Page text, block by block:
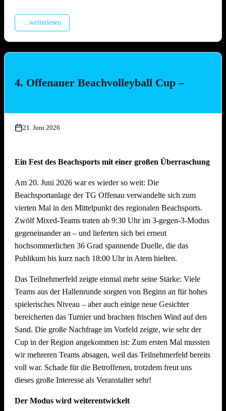
Spülzelt, Verkabelung Wagen
Mittwoch, 15. Juli 2026, ab 17.00 Uhr
Gläserreinigung, Infrastruktur, Bierwagen, Aufstellung
Garnituren, Aufbau Zelt
Restarbeiten, Fertigstellung Gelände und Inbetriebnahme
technische Gerätschaften
Anschliessend traditionelles Grillfest!
Samstag, 18. Juli 2026 ab 09.00 Uhr
Dekoration Festplatz, Preisaushang, Herstellung Salate
(Vereinsküche Saline)
Dienstag, 21. Juli 2026 ab 09.00 Uhr
Abbau !! Vor dem Fest ist bereits auch nach dem Fest und
auch der Abbau muss organisiert sein. Bitte helft mit, dass
nach intensiven Festtagen mit vielen Helferinnen und Helfern
der Abbau schnell und zügig voranschreitet. Hier können wir
jede helfende Hand gebrauchen. Auch nach einem
Arbeitstag am Arbeitsplatz bitte zum Feierabend ans
Neckarufer kommen!!
reichlich für alle Helfer vorhanden!
...weiterlesen
4. Offenauer Beachvolleyball Cup –
21. Juni 2026
Ein Fest des Beachsports mit einer großen Überraschung
Am 20. Juni 2026 war es wieder so weit: Die
Beachsportanlage der TG Offenau verwandelte sich zum
vierten Mal in den Mittelpunkt des regionalen Beachsports.
Zwölf Mixed-Teams traten ab 9:30 Uhr im 3-gegen-3-Modus
gegeneinander an – und lieferten sich bei erneut
hochsommerlichen 36 Grad spannende Duelle, die das
Publikum bis kurz nach 18:00 Uhr in Atem hielten.
Das Teilnehmerfeld zeigte einmal mehr seine Stärke: Viele
Teams aus der Hallenrunde sorgten von Beginn an für hohes
spielerisches Niveau – aber auch einige neue Gesichter
bereicherten das Turnier und brachten frischen Wind auf den
Sand. Die große Nachfrage im Vorfeld zeigte, wie sehr der
Cup in der Region angekommen ist: Zum ersten Mal mussten
wir mehreren Teams absagen, weil das Teilnehmerfeld bereits
voll war. Schade für die Betroffenen, trotzdem freut uns
dieses große Interesse als Veranstalter sehr!
Der Modus wird weiterentwickelt